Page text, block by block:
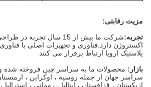
مزیت رقابتی:
تجربه:
شرکت ما بیش از 15 سال
اکستروژن دارد.فناوری و تجهیزات اصلی با
پلاستیک اروپا ارتباط برقرار می کنند
بازار: محصولات ما به سراسر چین فروخته شده و
سراسر جهان از جمله روسیه ، اوکراین ، ارمنستان
ازبکستان ، قزاقستان ، ایتالیا ، رومانی ، استرالیا